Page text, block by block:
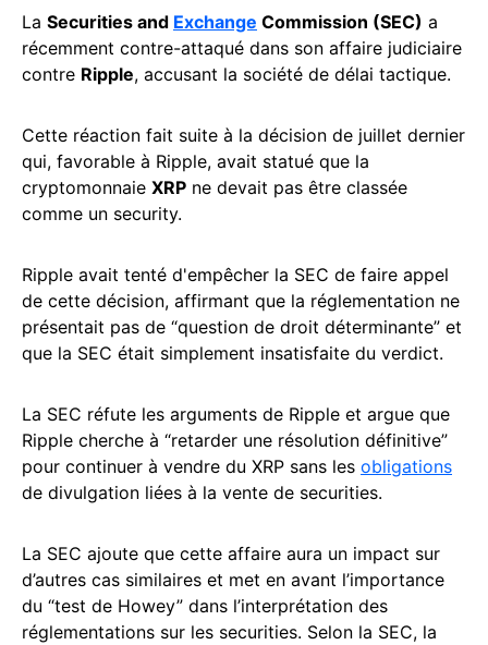
La Securities and Exchange Commission (SEC) a
récemment contre-attaqué dans son affaire judiciaire
contre Ripple, accusant la société de délai tactique.
Cette réaction fait suite à la décision de juillet dernier
qui, favorable à Ripple, avait statué que la
cryptomonnaie XRP ne devait pas être classée
comme un security.
Ripple avait tenté d'empêcher la SEC de faire appel
de cette décision, affirmant que la réglementation ne
présentait pas de “question de droit déterminante” et
que la SEC était simplement insatisfaite du verdict.
La SEC réfute les arguments de Ripple et argue que
Ripple cherche à “retarder une résolution définitive”
pour continuer à vendre du XRP sans les obligations
de divulgation liées à la vente de securities.
La SEC ajoute que cette affaire aura un impact sur
d’autres cas similaires et met en avant l’importance
du “test de Howey” dans l’interprétation des
réglementations sur les securities. Selon la SEC, la